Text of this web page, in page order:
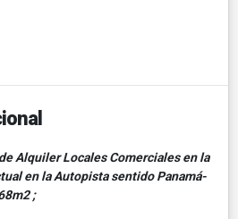
de Alquiler Locales Comerciales en la
en la Autopista sentido Panamá-
;